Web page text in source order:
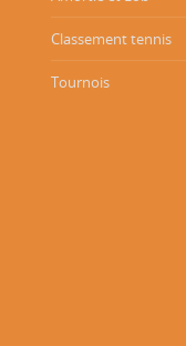
Classement tennis
Tournois